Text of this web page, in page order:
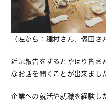
（左から：種村さん、塚田さ
近況報告をするとやはり皆さ
なお話を聞くことが出来まし
企業への就活や就職を経験し